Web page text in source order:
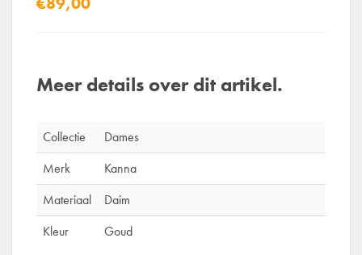
Meer details over dit artikel.
Collectie
Dames
Merk
Kanna
Materiaal
Daim
Kleur
Goud